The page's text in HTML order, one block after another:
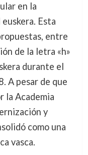
en la
Esta
entre
de la letra «h»
durante el
A pesar de que
la Academia
y
como una
vasca.